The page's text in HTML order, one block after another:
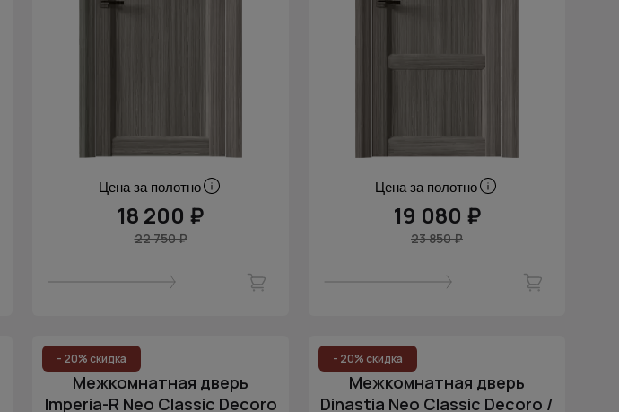
Цена за полотно
18 200 ₽
22 750 ₽
Цена за полотно
19 080 ₽
23 850 ₽
- 20% скидка
Межкомнатная дверь
Imperia-R Neo Classic Decoro
- 20% скидка
Межкомнатная дверь
Dinastia Neo Classic Decoro /